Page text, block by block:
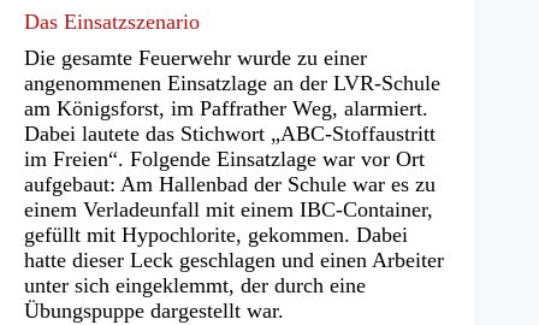
Das Einsatzszenario
Die gesamte Feuerwehr wurde zu einer
angenommenen Einsatzlage an der LVR-Schule
am Königsforst, im Paffrather Weg, alarmiert.
Dabei lautete das Stichwort „ABC-Stoffaustritt
im Freien“. Folgende Einsatzlage war vor Ort
aufgebaut: Am Hallenbad der Schule war es zu
einem Verladeunfall mit einem IBC-Container,
gefüllt mit Hypochlorite, gekommen. Dabei
hatte dieser Leck geschlagen und einen Arbeiter
unter sich eingeklemmt, der durch eine
Übungspuppe dargestellt war.